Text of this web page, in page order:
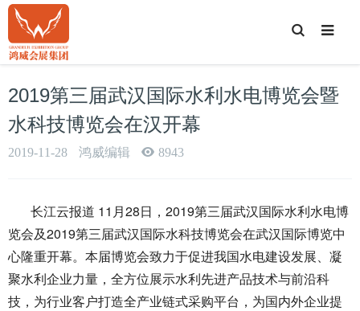
T
o
g
e
S
e
2019第三届武汉国际水利水电博览会暨
水科技博览会在汉开幕
2019-11-28 鸿威编辑 8943
长江云报道 11月28日，2019第三届武汉国际水利水电博
览会及2019第三届武汉国际水科技博览会在武汉国际博览中
心隆重开幕。本届博览会致力于促进我国水电建设发展、凝
聚水利企业力量，全方位展示水利先进产品技术与前沿科
技，为行业客户打造全产业链式采购平台，为国内外企业提